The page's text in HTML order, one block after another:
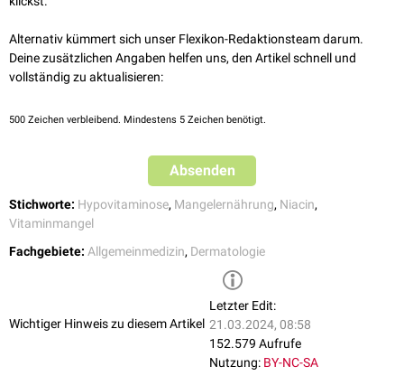
Hartnup-Krankheit
Eine der Pellagra verwandte Erkrankung ist die Hartnup-Krankheit
der es
genetisch bedingt zu einerResorptionsstörung
von neutralen
Aminosäuren und somit zu pellagra-ähnlichen Symptomen kommt.
Alternativ kümmert sich unser Flexikon-Redaktionsteam darum.
Deine zusätzlichen Angaben helfen uns, den Artikel schnell und
vollständig zu aktualisieren:
500 Zeichen verbleibend. Mindestens 5 Zeichen benötigt.
Absenden
Stichworte: Hypovitaminose, Mangelernährung, Niacin,
Vitaminmangel
Fachgebiete: Allgemeinmedizin, Dermatologie
Wichtiger Hinweis zu diesem Artikel
Letzter Edit:
21.03.2024, 08:58
152.579 Aufrufe
Nutzung: BY-NC-SA